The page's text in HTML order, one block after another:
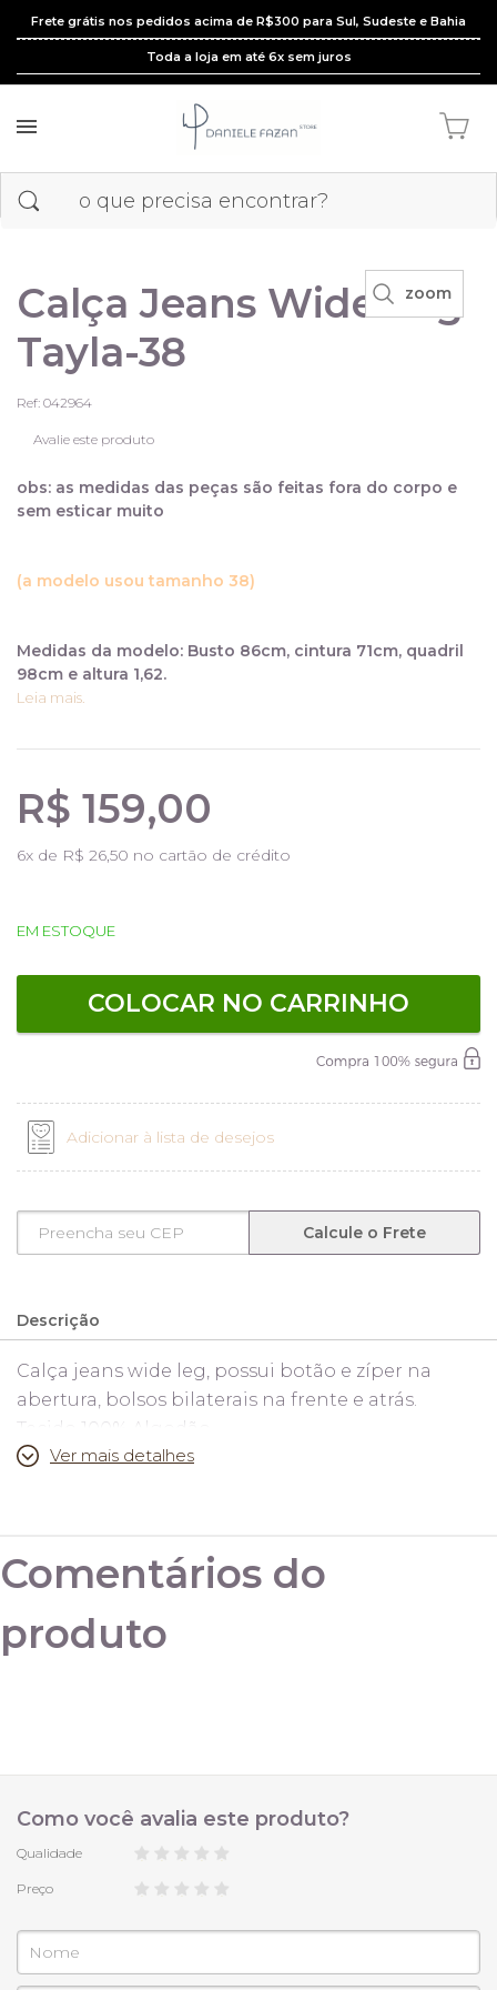
Frete grátis nos pedidos acima de R$300 para Sul, Sudeste e Bahia
Toda a loja em até 6x sem juros
zoom
Calça Jeans Wide Leg
Tayla-38
Ref: 042964
Avalie este produto
obs: as medidas das peças são feitas fora do corpo e
sem esticar muito
(a modelo usou tamanho 38)
Medidas da modelo: Busto 86cm, cintura 71cm, quadril
98cm e altura 1,62.
Leia mais.
R$ 159,00
6x de R$ 26,50 no cartão de crédito
EM ESTOQUE
COLOCAR NO CARRINHO
Adicionar à lista de desejos
Calcule o Frete
Descrição
Calça jeans wide leg, possui botão e zíper na
abertura, bolsos bilaterais na frente e atrás.
Tecido 100% Algodão.
46
Ver mais detalhes
Comentários do
produto
Como você avalia este produto?
Qualidade
Preço